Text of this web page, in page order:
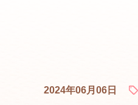
2024年06月06日